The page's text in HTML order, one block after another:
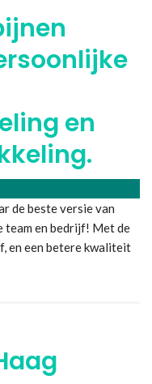
en
de beste versie van
team en bedrijf! Met de
en een betere kwaliteit